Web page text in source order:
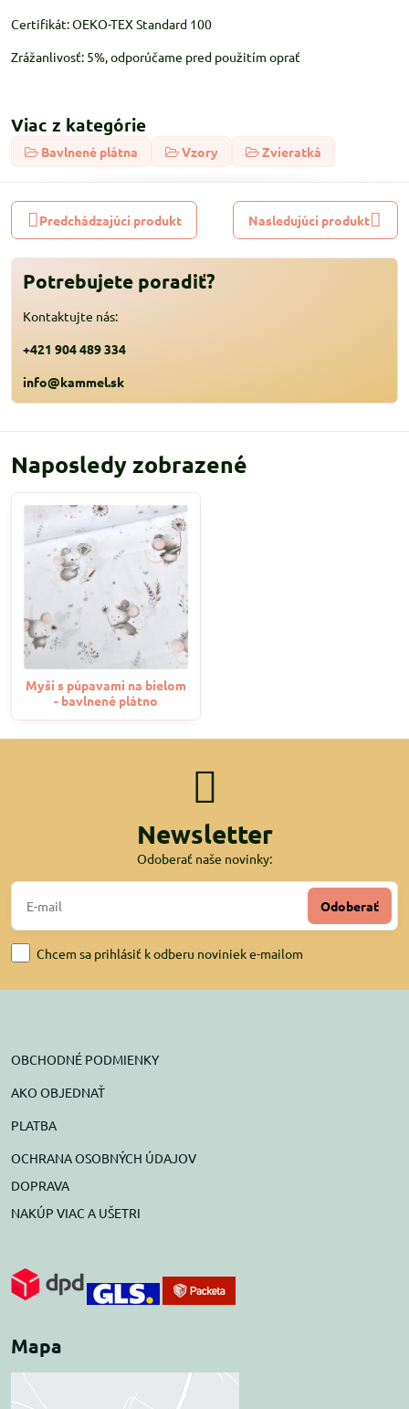
Certifikát: OEKO-TEX Standard 100
Zrážanlivosť: 5%, odporúčame pred použitím oprať
Viac z kategórie
Bavlnené plátna Vzory Zvieratká
Predchádzajúci produkt Nasledujúci produkt
Potrebujete poradiť?
Kontaktujte nás:
+421 904 489 334
info@kammel.sk
Naposledy zobrazené
Myši s púpavami na bielom
- bavlnené plátno
Newsletter
Odoberať naše novinky:
Odoberať
Chcem sa prihlásiť k odberu noviniek e-mailom
OBCHODNÉ PODMIENKY
AKO OBJEDNAŤ
PLATBA
OCHRANA OSOBNÝCH ÚDAJOV
DOPRAVA
NAKÚP VIAC A UŠETRI
Mapa